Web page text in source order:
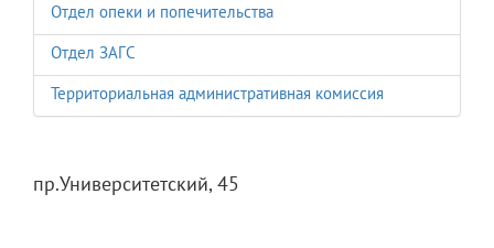
Отдел опеки и попечительства
Отдел ЗАГС
Территориальная административная комиссия
пр.Университетский, 45